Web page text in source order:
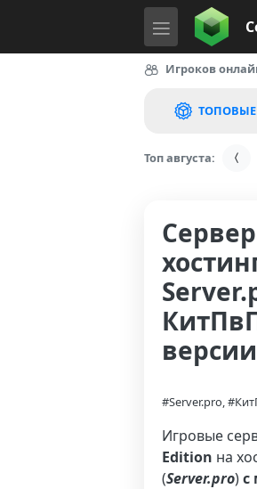
Игроков
ТОПОВЫЕ
Топ августа:
#Server.pro,
Игровые
Edition на
(Server.pro)с